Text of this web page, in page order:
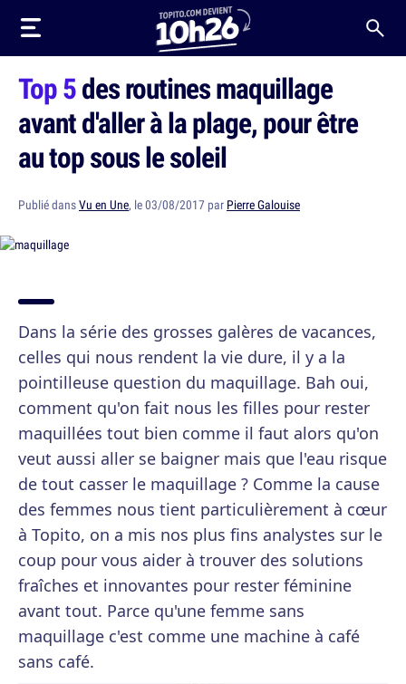
Top 5des routines maquillage
avant d'aller à la plage, pour être
au top sous le soleil
Publié dansVu en Une, le 03/08/2017 par Pierre Galouise
Dans la série des grosses galères de vacances,
celles qui nous rendent la vie dure, il y a la
pointilleuse question du maquillage. Bah oui,
comment qu'on fait nous les filles pour rester
maquillées tout bien comme il faut alors qu'on
veut aussi aller se baigner mais que l'eau risque
de tout casser le maquillage ? Comme la cause
des femmes nous tient particulièrement à cœur
à Topito, on a mis nos plus fins analystes sur le
coup pour vous aider à trouver des solutions
fraîches et innovantes pour rester féminine
avant tout. Parce qu'une femme sans
maquillage c'est comme une machine à café
sans café.